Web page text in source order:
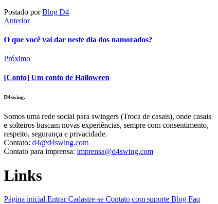
Postado porBlog D4
Anterior
O que você vai dar neste dia dos namorados?
Próximo
[Conto] Um conto de Halloween
D4swing.
Somos uma rede social para swingers (Troca de casais), onde casais
e solteiros buscam novas experiências, sempre com consentimento,
respeito, segurança e privacidade.
Contato: d4@d4swing.com
Contato para imprensa: imprensa@d4swing.com
Links
Página inicial EntrarCadastre-se Contato com suporte Blog Faq